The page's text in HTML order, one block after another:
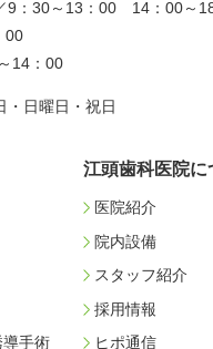
9：30～13：00 14：00～
00
14：00
・日曜日・祝日
手術
江頭歯科医院に
医院紹介
院内設備
スタッフ紹介
採用情報
ヒポ通信